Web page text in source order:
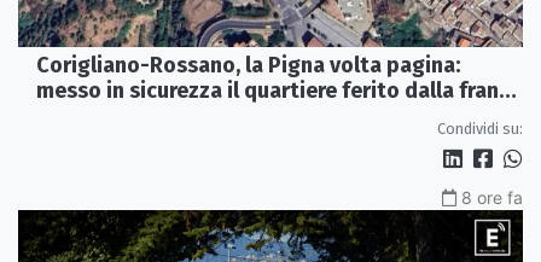
Corigliano-Rossano, la Pigna volta pagina:
messo in sicurezza il quartiere ferito dalla frana
Condividi su:
8 ore fa